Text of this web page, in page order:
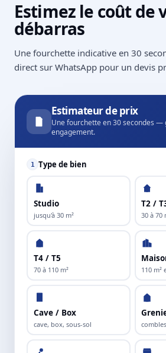
Estimez le coût de
débarras
Une fourchette indicative en 30
direct sur WhatsApp pour un devis
Estimateur de prix
Une fourchette en 30 secondes —
engagement.
1 Type de bien
Studio
jusqu'à 30 m²
T2 /
30 à 70
T4 / T5
70 à 110 m² 110 m²
Cave / Box
cave, box, sous-sol